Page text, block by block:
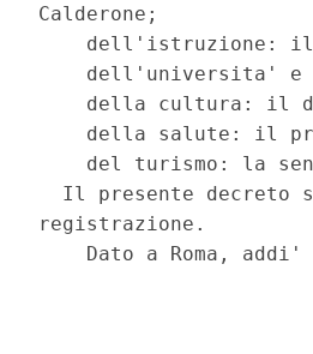
Calderone;
dell'istruzione:
dell'universita' e
della cultura: il
della salute: il
del turismo: la
Il presente decreto
registrazione.
Dato a Roma, addi'